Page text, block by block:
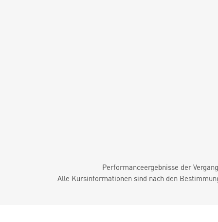
Performanceergebnisse der
Alle Kursinformationen sind nach den